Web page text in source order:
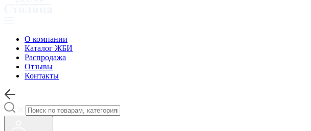
О компании
Каталог ЖБИ
Распродажа
Отзывы
Контакты